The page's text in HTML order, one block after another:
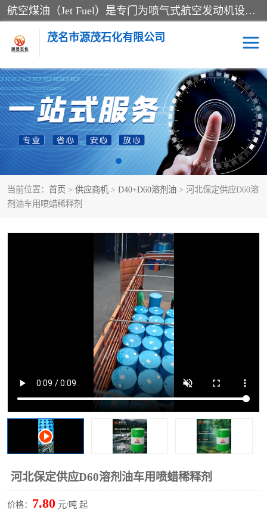
航空煤油（Jet Fuel）是专门为喷气式航空发动机设计的高纯度燃料，主要分为Jet A、Jet A-1和Jet B等类型。其特点是闪点高、低温流动性好，并添加了抗静电剂和抗氧化剂以确保飞行安全。航空煤油需
茂名市源茂石化有限公司
当前位置： 首页 > 供应商机 > D40+D60溶剂油 > 河北保定供应D60溶
剂油车用喷蜡稀释剂
河北保定供应D60溶剂油车用喷蜡稀释剂
价格： 7.80 元/吨 起
RP3航空煤油 D20+D30溶剂油
D40+D60溶剂油 D80+D100溶剂油
6号+120号溶剂油 260号溶剂油
异构烷烃 天然乳胶
46+68号化妆级白油